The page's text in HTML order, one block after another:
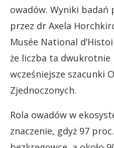
owadów. Wyniki badań
przez dr Axela
Musée National
że liczba ta dwukrotnie
wcześniejsze szacunki
Zjednoczonych.
Rola owadów w
znaczenie, gdyż 97